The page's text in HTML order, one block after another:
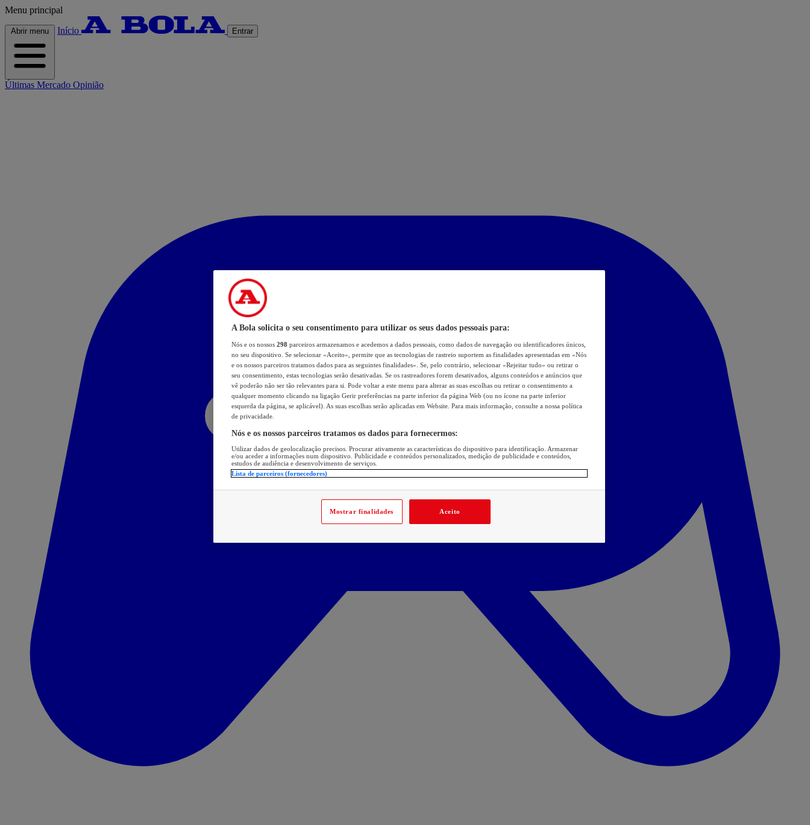
Menu principal
Abrir menu Início Entrar
Últimas Mercado Opinião
A Bola solicita o seu consentimento para utilizar os seus dados pessoais para:
Nós e os nossos 298 parceiros armazenamos e acedemos a dados pessoais, como dados de navegação ou identificadores únicos,
no seu dispositivo. Se selecionar «Aceito», permite que as tecnologias de rastreio suportem as finalidades apresentadas em «Nós
e os nossos parceiros tratamos dados para as seguintes finalidades». Se, pelo contrário, selecionar «Rejeitar tudo» ou retirar o
seu consentimento, estas tecnologias serão desativadas. Se os rastreadores forem desativados, alguns conteúdos e anúncios que
vê poderão não ser tão relevantes para si. Pode voltar a este menu para alterar as suas escolhas ou retirar o consentimento a
qualquer momento clicando na ligação Gerir preferências na parte inferior da página Web (ou no ícone na parte inferior
esquerda da página, se aplicável). As suas escolhas serão aplicadas em Website. Para mais informação, consulte a nossa política
de privacidade.
Nós e os nossos parceiros tratamos os dados para fornecermos:
Utilizar dados de geolocalização precisos. Procurar ativamente as características do dispositivo para identificação. Armazenar
e/ou aceder a informações num dispositivo. Publicidade e conteúdos personalizados, medição de publicidade e conteúdos,
estudos de audiência e desenvolvimento de serviços.
Lista de parceiros (fornecedores)
Mostrar finalidades Aceito